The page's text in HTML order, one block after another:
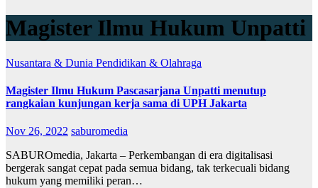
Magister Ilmu Hukum Unpatti
Nusantara & Dunia Pendidikan & Olahraga
Magister Ilmu Hukum Pascasarjana Unpatti menutup
rangkaian kunjungan kerja sama di UPH Jakarta
Nov 26, 2022 saburomedia
SABUROmedia, Jakarta – Perkembangan di era digitalisasi
bergerak sangat cepat pada semua bidang, tak terkecuali bidang
hukum yang memiliki peran…